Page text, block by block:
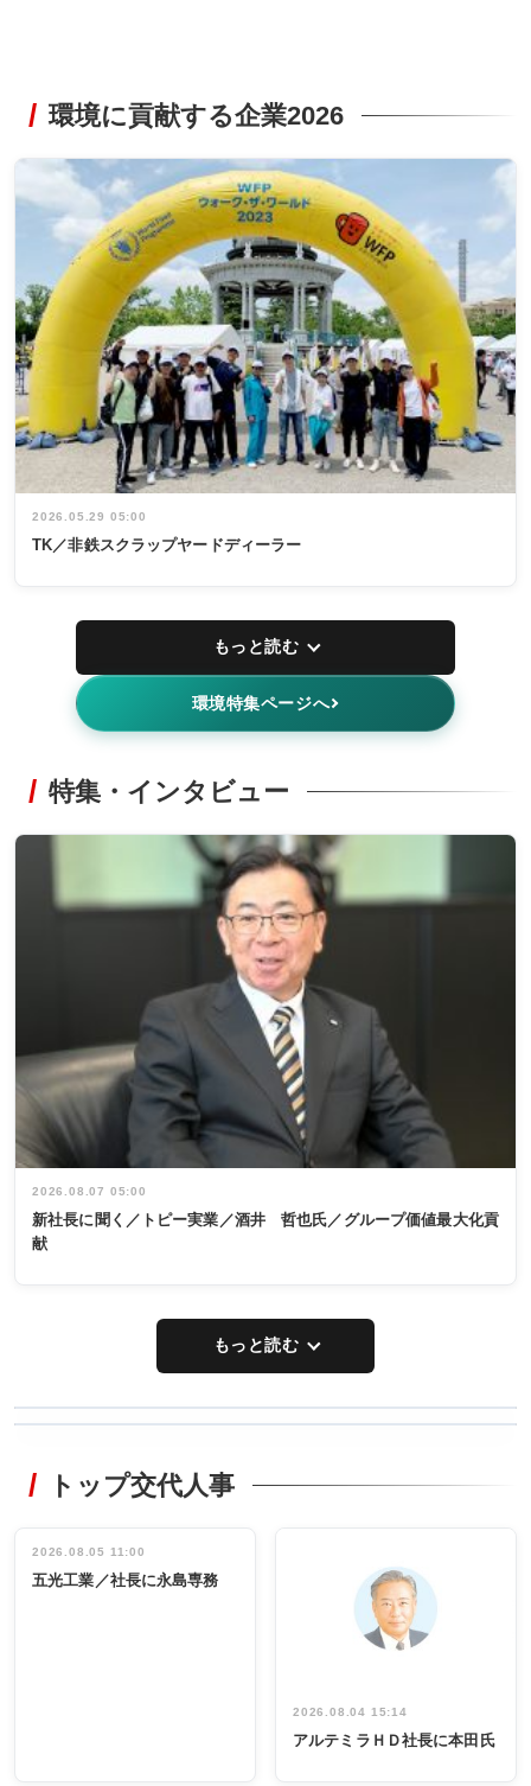
環境に貢献する企業2026
2026.05.29 05:00
TK／非鉄スクラップヤードディーラー
もっと読む
環境特集ページへ
特集・インタビュー
2026.08.07 05:00
新社長に聞く／トピー実業／酒井 哲也氏／グループ価値最大化貢
献
もっと読む
非鉄業界で
インタビュ
ー／社内ア
タックトレー
祝う 業界関
係者ら220人
出席
トップ交代人事
2026.08.05 11:00
五光工業／社長に永島専務
2026.08.04 15:14
アルテミラＨＤ社長に本田氏